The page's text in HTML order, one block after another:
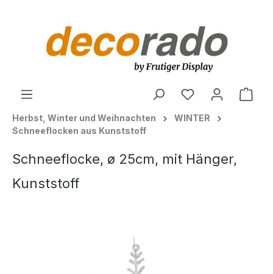
Herbst, Winter und Weihnachten
WINTER
Schneeflocken aus Kunststoff
Schneeflocke, ø 25cm, mit Hänger,
Kunststoff